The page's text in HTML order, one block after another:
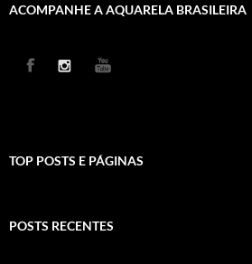
ACOMPANHE A AQUARELA BRASILEIRA
TOP POSTS E PÁGINAS
POSTS RECENTES